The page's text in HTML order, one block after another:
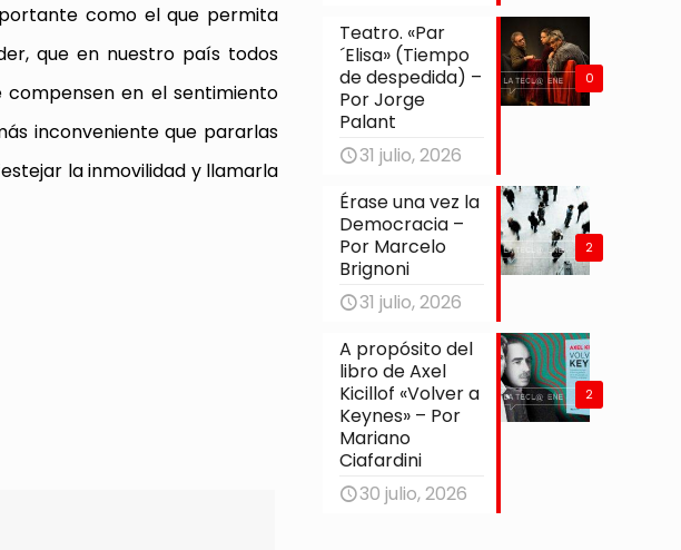
como el que permita
que en nuestro país todos
compensen en el sentimiento
inconveniente que pararlas
la inmovilidad y llamarla
0
Teatro. «Par
´Elisa» (Tiempo
de despedida) –
Por Jorge
Palant
31 julio, 2026
2
Érase una vez la
Democracia –
Por Marcelo
Brignoni
31 julio, 2026
2
A propósito del
libro de Axel
Kicillof «Volver a
Keynes» – Por
Mariano
Ciafardini
30 julio, 2026